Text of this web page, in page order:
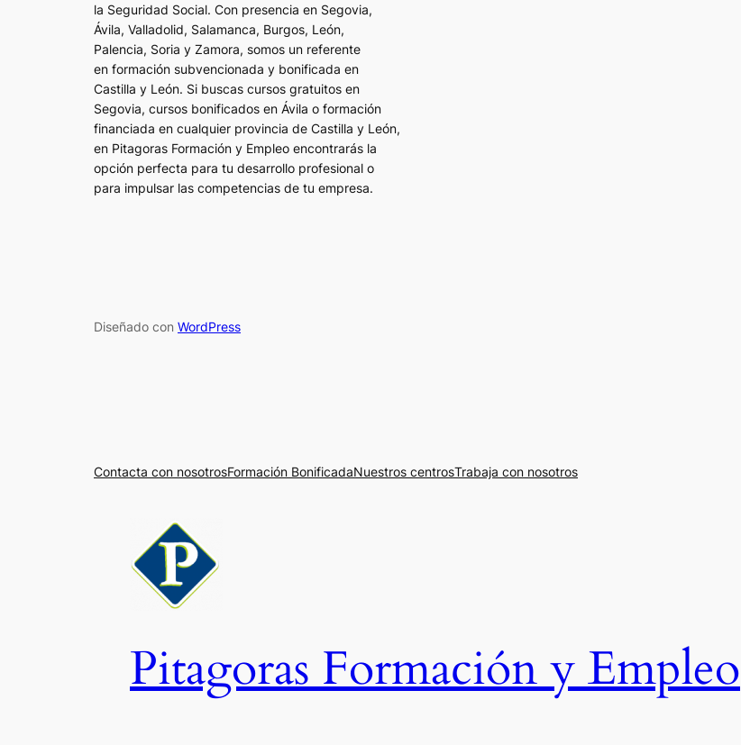
la Seguridad Social. Con presencia en Segovia,
Ávila, Valladolid, Salamanca, Burgos, León,
Palencia, Soria y Zamora, somos un referente
en formación subvencionada y bonificada en
Castilla y León. Si buscas cursos gratuitos en
Segovia, cursos bonificados en Ávila o formación
financiada en cualquier provincia de Castilla y León,
en Pitagoras Formación y Empleo encontrarás la
opción perfecta para tu desarrollo profesional o
para impulsar las competencias de tu empresa.
Diseñado con WordPress
Contacta con nosotrosFormación BonificadaNuestros centrosTrabaja con nosotros
Pitagoras Formación y Empleo